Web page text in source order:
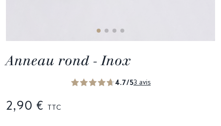
Anneau rond - Inox
4.7/53 avis
2,90 € TTC